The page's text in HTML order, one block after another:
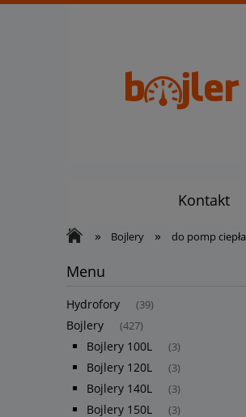
Kontakt
» Bojlery » do pomp ciepła
Menu
Hydrofory (39)
Bojlery (427)
Bojlery 100L (3)
Bojlery 120L (3)
Bojlery 140L (3)
Bojlery 150L (3)